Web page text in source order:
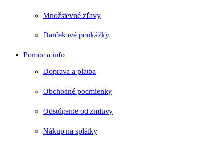
Množstevné zľavy
Darčekové poukážky
Pomoc a info
Doprava a platba
Obchodné podmienky
Odstúpenie od zmluvy
Nákup na splátky